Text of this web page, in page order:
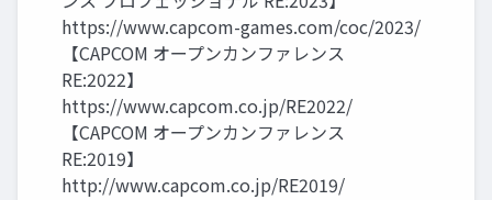
https://www.capcom-games.com/coc/2023/
【CAPCOM オープンカンファレンス
RE:2022】
https://www.capcom.co.jp/RE2022/
【CAPCOM オープンカンファレンス
RE:2019】
http://www.capcom.co.jp/RE2019/